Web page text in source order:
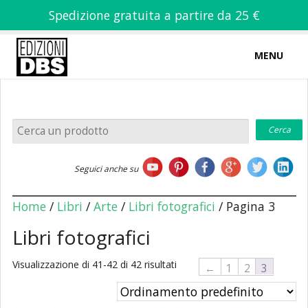
Spedizione gratuita a partire da 25 €
MENU
Home
Chi siamo
Libri
Seguici anche su
Home/ Libri / Arte/ Libri fotografici / Pagina 3
Libri fotografici
Visualizzazione di 41-42 di 42 risultati ← 1 2 3